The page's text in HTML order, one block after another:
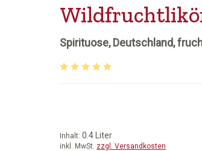
Spirituose, Deutschland,
Inhalt:0.4 Liter
inkl. MwSt. zzgl. Versandkosten